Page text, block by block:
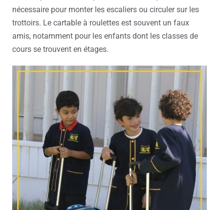
nécessaire pour monter les escaliers ou circuler sur les
trottoirs. Le cartable à roulettes est souvent un faux
amis, notamment pour les enfants dont les classes de
cours se trouvent en étages.